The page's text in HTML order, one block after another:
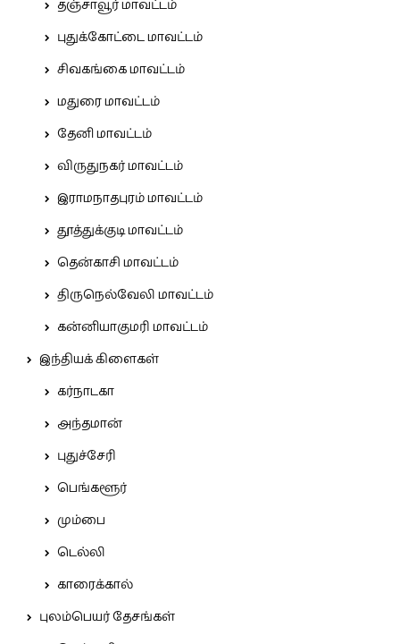
தஞ்சாவூர் மாவட்டம்
புதுக்கோட்டை மாவட்டம்
சிவகங்கை மாவட்டம்
மதுரை மாவட்டம்
தேனி மாவட்டம்
விருதுநகர் மாவட்டம்
இராமநாதபுரம் மாவட்டம்
தூத்துக்குடி மாவட்டம்
தென்காசி மாவட்டம்
திருநெல்வேலி மாவட்டம்
கன்னியாகுமரி மாவட்டம்
இந்தியக் கிளைகள்
கர்நாடகா
அந்தமான்
புதுச்சேரி
பெங்களூர்
மும்பை
டெல்லி
காரைக்கால்
புலம்பெயர் தேசங்கள்